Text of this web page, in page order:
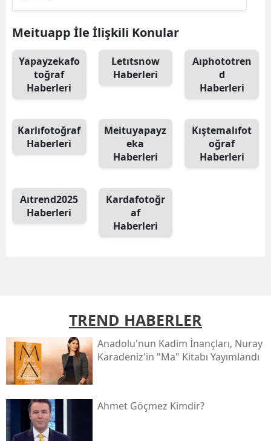
Meituapp İle İlişkili Konular
Yapayzekafo
toğraf
Haberleri
Letıtsnow
Haberleri
Aıphototren
d
Haberleri
Karlıfotoğraf
Haberleri
Meituyapayz
eka
Haberleri
Kıştemalıfot
oğraf
Haberleri
Aıtrend2025
Haberleri
Kardafotoğr
af
Haberleri
TREND HABERLER
Anadolu'nun Kadim İnançları, Nuray
Karadeniz'in "ma" Kitabı Yayımlandı
Ahmet Göçmez Kimdir?